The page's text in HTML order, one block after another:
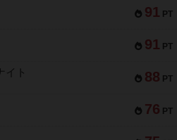
91 PT
91 PT
88 PT
イト
76 PT